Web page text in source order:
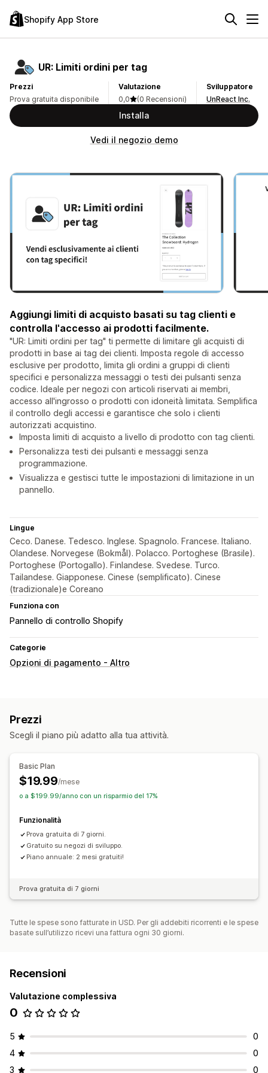
Shopify App Store
UR: Limiti ordini per tag
Prezzi
Prova gratuita disponibile
Valutazione
0,0
(0 Recensioni)
Sviluppatore
UnReact Inc.
Installa
Vedi il negozio demo
Aggiungi limiti di acquisto basati su tag clienti e
controlla l'accesso ai prodotti facilmente.
"UR: Limiti ordini per tag" ti permette di limitare gli acquisti di
prodotti in base ai tag dei clienti. Imposta regole di accesso
esclusive per prodotto, limita gli ordini a gruppi di clienti
specifici e personalizza messaggi o testi dei pulsanti senza
codice. Ideale per negozi con articoli riservati ai membri,
accesso all'ingrosso o prodotti con idoneità limitata. Semplifica
il controllo degli accessi e garantisce che solo i clienti
autorizzati acquistino.
Imposta limiti di acquisto a livello di prodotto con tag clienti.
Personalizza testi dei pulsanti e messaggi senza
programmazione.
Visualizza e gestisci tutte le impostazioni di limitazione in un
pannello.
Lingue
Ceco. Danese. Tedesco. Inglese. Spagnolo. Francese. Italiano.
Olandese. Norvegese (Bokmål). Polacco. Portoghese (Brasile).
Portoghese (Portogallo). Finlandese. Svedese. Turco.
Tailandese. Giapponese. Cinese (semplificato). Cinese
(tradizionale)e Coreano
Funziona con
Pannello di controllo Shopify
Categorie
Opzioni di pagamento - Altro
Prezzi
Scegli il piano più adatto alla tua attività.
Basic Plan
$19.99/mese
o a $199.99/anno con un risparmio del 17%
Funzionalità
Prova gratuita di 7 giorni.
Gratuito su negozi di sviluppo.
Piano annuale: 2 mesi gratuiti!
Prova gratuita di 7 giorni
Tutte le spese sono fatturate in USD. Per gli addebiti ricorrenti e le spese
basate sull’utilizzo ricevi una fattura ogni 30 giorni.
Recensioni
Valutazione complessiva
0
5
0
4
0
3
0